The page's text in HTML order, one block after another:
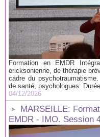
Formation en EMDR
ericksonienne, de thérapie
cadre du
de santé, psychologues.
04/12/2026
MARSEILLE:
EMDR - IMO. Session